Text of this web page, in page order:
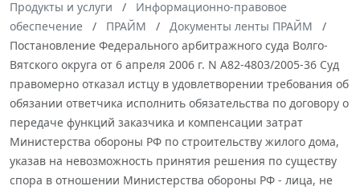
Продукты и услуги
Информационно-правовое
обеспечение
ПРАЙМ
Документы ленты ПРАЙМ
Постановление Федерального арбитражного суда Волго-
Вятского округа от 6 апреля 2006 г. N А82-4803/2005-36 Суд
правомерно отказал истцу в удовлетворении требования об
обязании ответчика исполнить обязательства по договору о
передаче функций заказчика и компенсации затрат
Министерства обороны РФ по строительству жилого дома,
указав на невозможность принятия решения по существу
спора в отношении Министерства обороны РФ - лица, не